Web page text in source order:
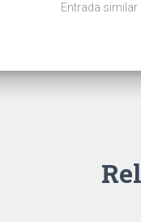
Entrada similar